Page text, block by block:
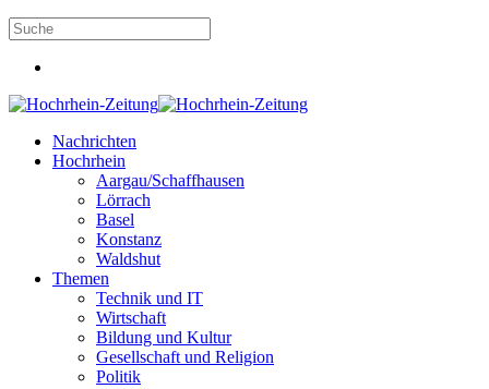
Nachrichten
Hochrhein
Aargau/Schaffhausen
Lörrach
Basel
Konstanz
Waldshut
Themen
Technik und IT
Wirtschaft
Bildung und Kultur
Gesellschaft und Religion
Politik